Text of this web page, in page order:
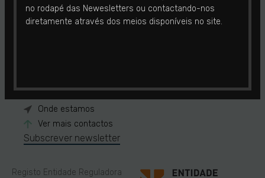
no rodapé das Newesletters ou contactando-nos
diretamente através dos meios disponíveis no site.
CONTACTOS
Onde estamos
Ver mais contactos
Subscrever newsletter
Registo Entidade Reguladora